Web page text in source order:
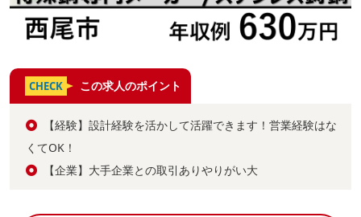
CHECK この求人のポイント
【経験】設計経験を活かして活躍できます！営業経験はな
くてOK！
【企業】大手企業との取引ありやりがい大